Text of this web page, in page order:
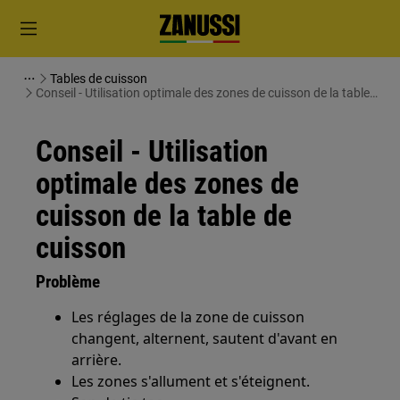
Tables de cuisson
Conseil - Utilisation optimale des zones de cuisson de la table
Conseil - Utilisation
optimale des zones de
cuisson de la table de
cuisson
Problème
Les réglages de la zone de cuisson
changent, alternent, sautent d'avant en
arrière.
Les zones s'allument et s'éteignent.